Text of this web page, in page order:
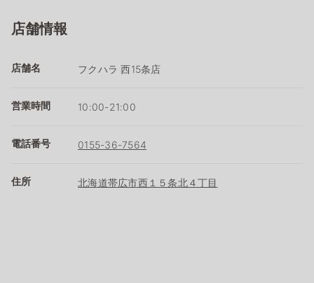
店舗情報
店舗名 フクハラ 西15条店
営業時間 10:00-21:00
電話番号 0155-36-7564
住所 北海道帯広市西１５条北４丁目